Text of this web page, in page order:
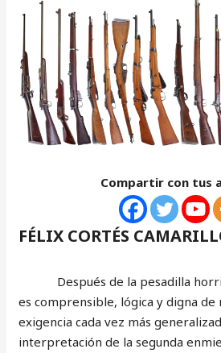
Compartir con tus
FÉLIX CORTÉS
Después de la pesadilla
es comprensible, lógica y digna de
exigencia cada vez más
interpretación de la segunda